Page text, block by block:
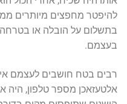
להיפטר מחפצים מיותרים
בתשלום על הובלה או בטרחה
בעצמם.
רבים בטח חושבים לעצמם
אלטעזאכן מספר טלפון,